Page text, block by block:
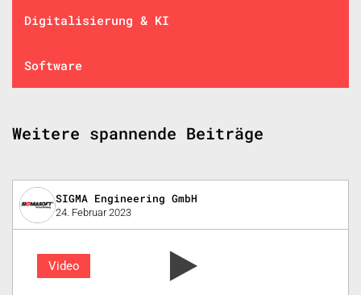
Digitalisierung & KI
Software
Weitere spannende Beiträge
SIGMA Engineering GmbH
24. Februar 2023
Video